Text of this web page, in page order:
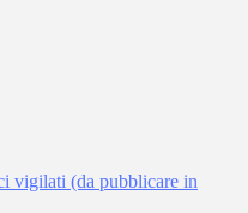
vigilati (da pubblicare in